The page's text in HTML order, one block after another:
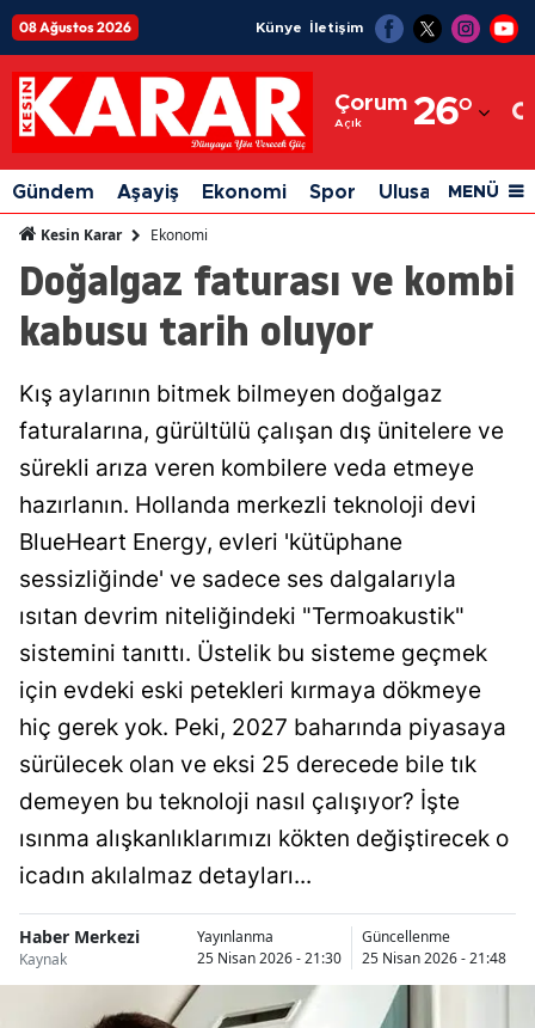
08 Ağustos 2026 Künye İletişim
Çorum
Açık 26°
Adıyaman
Afyonkarahisar
Ağrı
Amasya
Artvin
Aydın
Balıkesir
Bingöl
Bitlis
Burdur
Bursa
Çanakkale
Çorum
Denizli
Gündem Aşayiş Ekonomi Spor Ulusal Siyaset
MENÜ
Kesin Karar Ekonomi
Doğalgaz faturası ve kombi
kabusu tarih oluyor
Kış aylarının bitmek bilmeyen doğalgaz
faturalarına, gürültülü çalışan dış ünitelere ve
sürekli arıza veren kombilere veda etmeye
hazırlanın. Hollanda merkezli teknoloji devi
BlueHeart Energy, evleri 'kütüphane
sessizliğinde' ve sadece ses dalgalarıyla
ısıtan devrim niteliğindeki "Termoakustik"
sistemini tanıttı. Üstelik bu sisteme geçmek
için evdeki eski petekleri kırmaya dökmeye
hiç gerek yok. Peki, 2027 baharında piyasaya
sürülecek olan ve eksi 25 derecede bile tık
demeyen bu teknoloji nasıl çalışıyor? İşte
ısınma alışkanlıklarımızı kökten değiştirecek o
icadın akılalmaz detayları...
Haber Merkezi
Kaynak
Yayınlanma
25 Nisan 2026 - 21:30
Güncellenme
25 Nisan 2026 - 21:48